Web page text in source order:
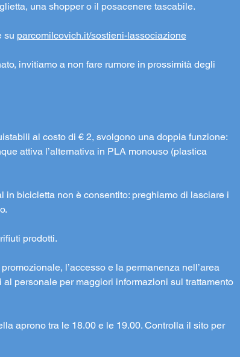
una shopper o il posacenere tascabile.
su parcomilcovich.it/sostieni-lassociazione
invitiamo a non fare rumore in prossimità degli
al costo di € 2, svolgono una doppia funzione:
attiva l’alternativa in PLA monouso (plastica
in bicicletta non è consentito: preghiamo di lasciare i
prodotti.
l’accesso e la permanenza nell’area
personale per maggiori informazioni sul trattamento
aprono tra le 18.00 e le 19.00. Controlla il sito per